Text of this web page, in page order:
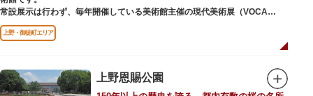
休憩しましょう。それぞれのお店で、動物たちをモチーフにした可愛いフー
ドやスイーツが食べられます。オリジナルグッズを取り扱うギフトショップ
も必見です。
常設展示は行わず、毎年開催している美術館主催の現代美術展（VOCA
展）、公募展（上野の森美術館大賞展、日本の自然を描く展）のほか、マン
ガから書展にいたるまで定期的に多彩なジャンルの独創的な企画展を開催し
別館の1階には、小企画展などの開催もできる上野の森美術館ギャラリー、
そして、3階には上野の森アートスクールが設置され、初心者から熟練者を
上野・御徒町エリア
上野恩賜公園